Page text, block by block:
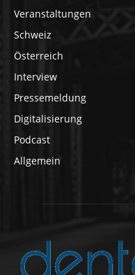
Veranstaltungen
Schweiz
Österreich
Interview
Pressemeldung
Digitalisierung
Podcast
Allgemein